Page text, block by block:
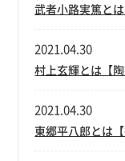
武者小路実篤と
村上玄輝とは【
2021.04.30
東郷平八郎とは
2021.04.30